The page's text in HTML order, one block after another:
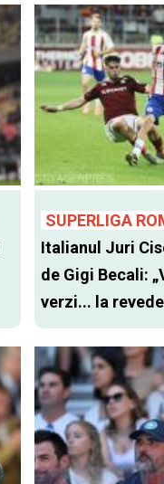
SUPERLIGA
Italianul Juri
de Gigi Becali:
verzi... la